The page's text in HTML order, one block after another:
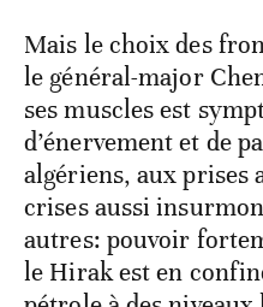
Mais le choix des
le général-major
ses muscles est
d’énervement et de
algériens, aux prises
crises aussi
autres: pouvoir
le Hirak est en